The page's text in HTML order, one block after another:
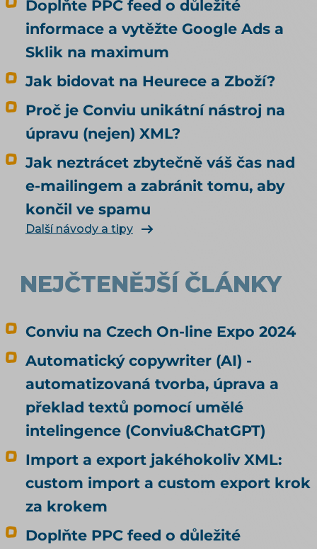
odpovídá na jinou otázku, než si většina lidí
myslí. Kvalitní data rozhodují o tom, jestli vás
umělá inteligence doporučí. To, jestli u vás
článek je proto o nakupování, ne o
doporučování. Odpovídá na tři otázky: Může u
mě agent nakoupit už dnes, i když jsem to
nikde nepovolil? Co bych musel udělat, aby u
mě mohl nakupovat oficiálně, a vyplatí se to?
Kdo zaplatí škodu, když agent koupí něco
jiného, než měl? Jak vás má umělá inteligence
vůbec najít a doporučit, řeší téma SEO a UX pro
e-shop. Čím konkrétně naplnit produktová
Doplňte PPC feed o důležité
informace a vytěžte Google Ads a
Sklik na maximum
Jak bidovat na Heurece a Zboží?
Proč je Conviu unikátní nástroj na
úpravu (nejen) XML?
Jak neztrácet zbytečně váš čas nad
e-mailingem a zabránit tomu, aby
končil ve spamu
Další návody a tipy
NEJČTENĚJŠÍ ČLÁNKY
Conviu na Czech On-line Expo 2024
Automatický copywriter (AI) -
automatizovaná tvorba, úprava a
překlad textů pomocí umělé
intelingence (Conviu&ChatGPT)
Import a export jakéhokoliv XML:
custom import a custom export krok
za krokem
Doplňte PPC feed o důležité